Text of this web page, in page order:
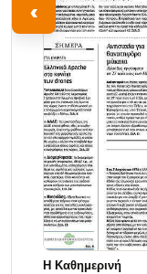
‹
Η Καθημερινή